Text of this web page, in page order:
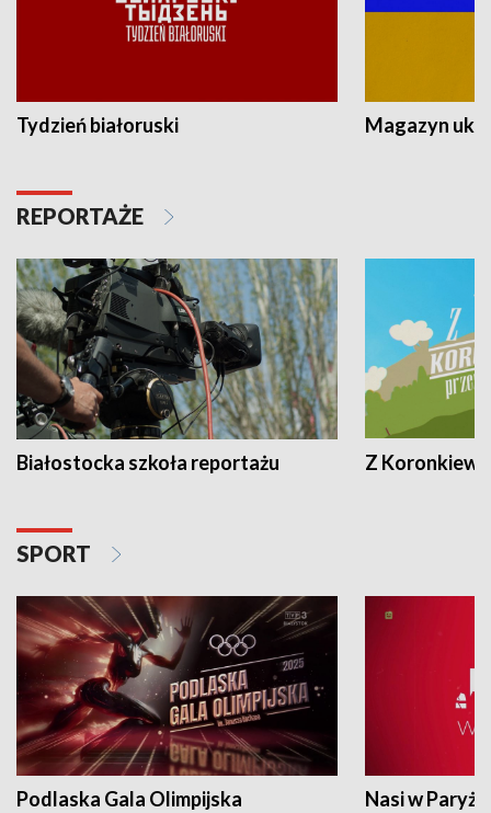
Tydzień białoruski Magazyn
REPORTAŻE
Białostocka szkoła reportażu Z
SPORT
Podlaska Gala Olimpijska Nasi w Paryżu